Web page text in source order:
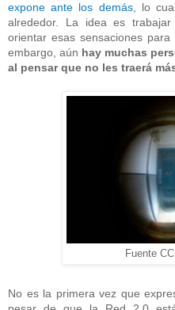
expone ante los demás, lo
alrededor. La idea es
orientar esas sensaciones
embargo, aún hay muchas
al pensar que no les traerá
Fuente
No es la primera vez que